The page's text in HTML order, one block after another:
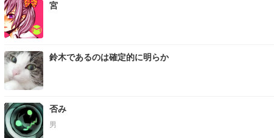
宮
鈴木であるのは確定的に明らか
否み
男